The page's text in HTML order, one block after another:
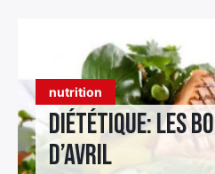
nutrition
Diététique: les
d’avril
menu